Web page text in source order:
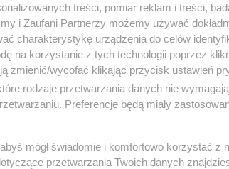
poinformować o trudnej sytuacji
na: [email protected]
treści, pomiar reklam i treści,
i Zaufani Partnerzy możemy używać
charakterystykę urządzenia do celów
na korzystanie z tych technologii poprzez
zmienić/wycofać klikając przycisk ustawień
rodzaje przetwarzania danych nie
Preferencje będą miały
mógł świadomie i komfortowo korzystać z
przetwarzania Twoich danych